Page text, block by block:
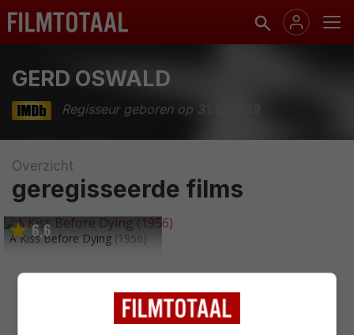
GERD OSWALD
Regisseur geboren op 31.12.1969
Overzicht
geregisseerde films
6,6
A Kiss Before Dying (1956)